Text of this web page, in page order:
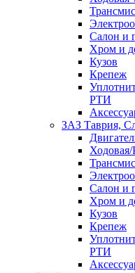
Салон и
Хром и
Кузов
Крепеж
РТИ
ЗАЗ Таврия,
Ходовая/
Салон и
Хром и
Кузов
Крепеж
РТИ